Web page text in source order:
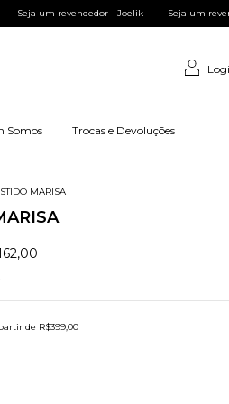
Seja um revendedor - Joelik Seja um
Somos Trocas e Devoluções
MARISA
de R$399,00